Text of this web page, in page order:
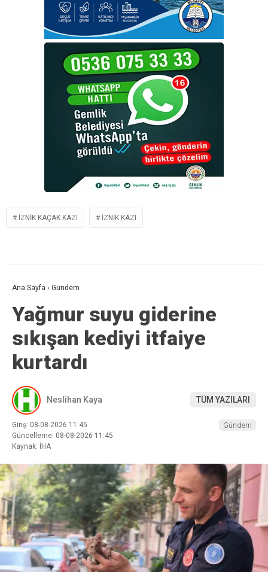
IZNIK KAÇAK KAZI IZNIK KAZI
Ana Sayfa › Gündem
Yağmur suyu giderine
sıkışan kediyi itfaiye
kurtardı
Neslihan Kaya TÜM YAZILARI
Giriş: 08-08-2026 11:45
Güncelleme: 08-08-2026 11:45
Kaynak: İHA
Gündem